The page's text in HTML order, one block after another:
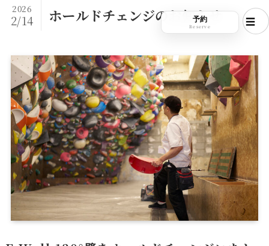
ホールドチェンジのお知らせ
2026
2/14 予約
Reserve